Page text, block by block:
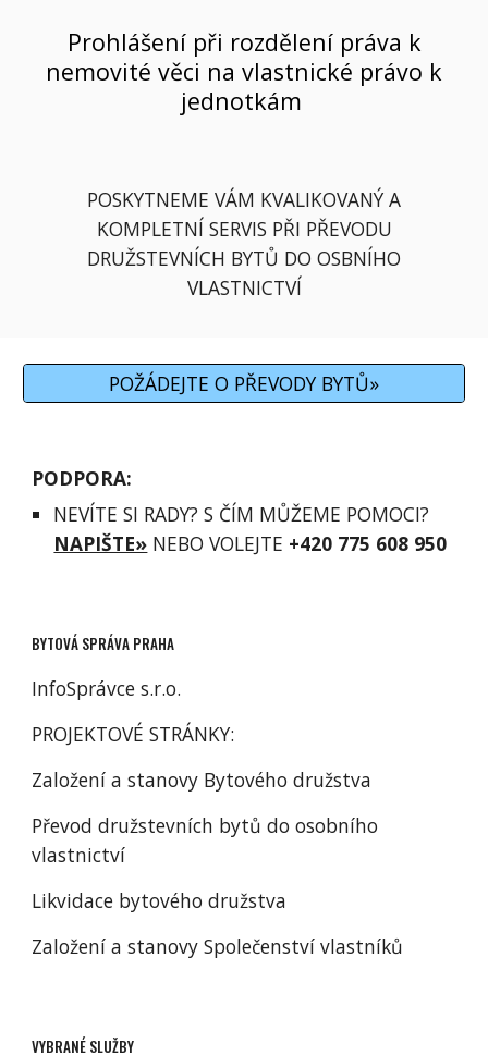
Prohlášení při rozdělení práva k
nemovité věci na vlastnické právo k
jednotkám
POSKYTNEME VÁM KVALIKOVANÝ A
KOMPLETNÍ SERVIS PŘI PŘEVODU
DRUŽSTEVNÍCH BYTŮ DO OSBNÍHO
VLASTNICTVÍ
POŽÁDEJTE O PŘEVODY BYTŮ»
PODPORA:
NEVÍTE SI RADY?S ČÍM MŮŽEME POMOCI?
NAPIŠTE» NEBO VOLEJTE +420 775 608 950
BYTOVÁ SPRÁVA PRAHA
InfoSprávce s.r.o.
PROJEKTOVÉ STRÁNKY:
Založení a stanovy Bytového družstva
Převod družstevních bytů do osobního
vlastnictví
Likvidace bytového družstva
Založení a stanovy Společenství vlastníků
VYBRANÉ SLUŽBY